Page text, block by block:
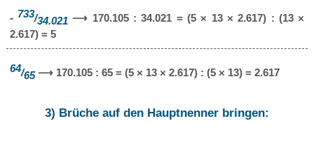
- 733/34.021 ⟶ 170.105 : 34.021 = (5 × 13 × 2.617) : (13 ×
2.617) = 5
64/65 ⟶ 170.105 : 65 = (5 × 13 × 2.617) : (5 × 13) = 2.617
3) Brüche auf den Hauptnenner bringen: